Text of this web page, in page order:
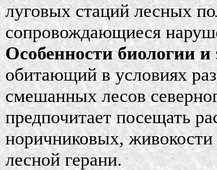
луговых стаций лесных
сопровождающиеся
Особенности биологии и
обитающий в условиях
смешанных лесов
предпочитает посещать
норичниковых,
лесной герани.